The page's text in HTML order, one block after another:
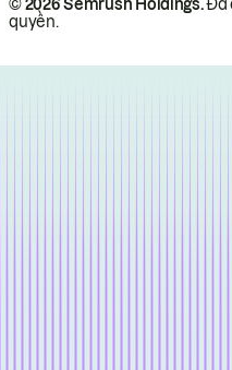
© 2026 Semrush Holdings.Đã
quyền.